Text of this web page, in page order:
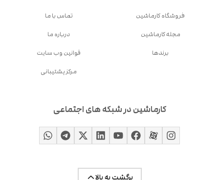
فروشگاه کارماشین
مجله کارماشین
برندها
تماس با ما
درباره ما
قوانین وب سایت
مرکز پشتیبانی
کارماشین در شبکه های اجتماعی
برگشت به بالا